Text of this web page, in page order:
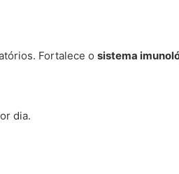
Fortalece o sistema
dia.